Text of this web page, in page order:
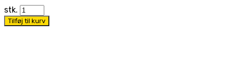
stk.
Tilføj til kurv